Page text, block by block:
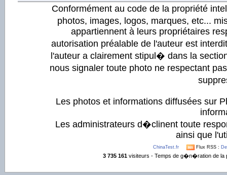
Conformément au code de la propriété
photos, images, logos, marques, etc...
appartiennent à leurs propriétaires
autorisation préalable de l'auteur est
l'auteur a clairement stipul� dans la
nous signaler toute photo ne respectant
Les photos et informations diffusées sur
Les administrateurs d�clinent toute
ainsi que
ChinaTest.fr Flux RSS :
3 735 161visiteurs - Temps de g�n�ration de la